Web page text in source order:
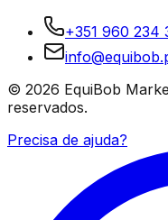
+351 960 234
© 2026 EquiBob
reservados.
Precisa de ajuda?